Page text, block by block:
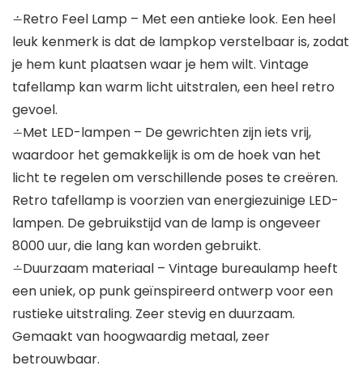
∸Retro Feel Lamp – Met een antieke look. Een heel
leuk kenmerk is dat de lampkop verstelbaar is, zodat
je hem kunt plaatsen waar je hem wilt. Vintage
tafellamp kan warm licht uitstralen, een heel retro
gevoel.
∸Met LED-lampen – De gewrichten zijn iets vrij,
waardoor het gemakkelijk is om de hoek van het
licht te regelen om verschillende poses te creëren.
Retro tafellamp is voorzien van energiezuinige LED-
lampen. De gebruikstijd van de lamp is ongeveer
8000 uur, die lang kan worden gebruikt.
∸Duurzaam materiaal – Vintage bureaulamp heeft
een uniek, op punk geïnspireerd ontwerp voor een
rustieke uitstraling. Zeer stevig en duurzaam.
Gemaakt van hoogwaardig metaal, zeer
betrouwbaar.